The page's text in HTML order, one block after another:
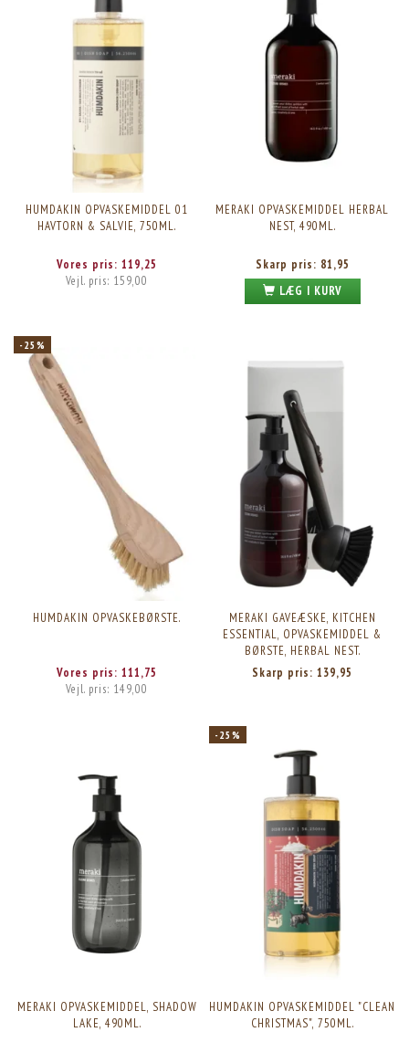
HUMDAKIN OPVASKEMIDDEL 01
HAVTORN & SALVIE, 750ML.
Vores pris: 119,25
Vejl. pris: 159,00
MERAKI OPVASKEMIDDEL HERBAL
NEST, 490ML.
Skarp pris: 81,95
LÆG I KURV
-25%
HUMDAKIN OPVASKEBØRSTE.
Vores pris: 111,75
Vejl. pris: 149,00
MERAKI GAVEÆSKE, KITCHEN
ESSENTIAL, OPVASKEMIDDEL &
BØRSTE, HERBAL NEST.
Skarp pris: 139,95
MERAKI OPVASKEMIDDEL, SHADOW
LAKE, 490ML.
-25%
HUMDAKIN OPVASKEMIDDEL "CLEAN
CHRISTMAS", 750ML.